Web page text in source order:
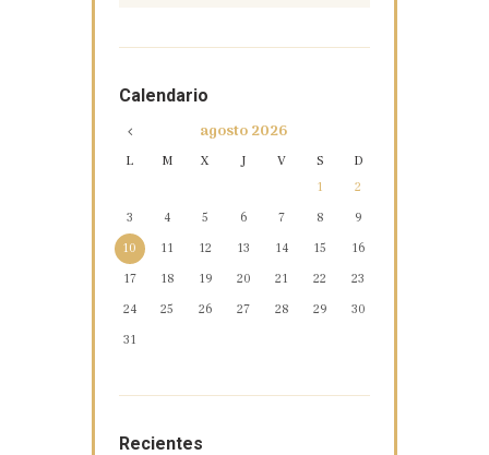
Calendario
agosto2026
L M X J V S
D
1
2
3
4 5 6 7 8
9
10
11 12 13 14 15
16
17
18 19 20 21 22
23
24
25 26 27 28 29
30
31
Recientes